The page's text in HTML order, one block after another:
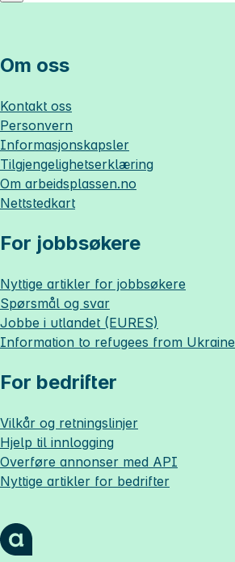
Om oss
Kontakt oss
Personvern
Informasjonskapsler
Tilgjengelighetserklæring
Om arbeidsplassen.no
Nettstedkart
For jobbsøkere
Nyttige artikler for jobbsøkere
Spørsmål og svar
Jobbe i utlandet (EURES)
Information to refugees from Ukraine
For bedrifter
Vilkår og retningslinjer
Hjelp til innlogging
Overføre annonser med API
Nyttige artikler for bedrifter